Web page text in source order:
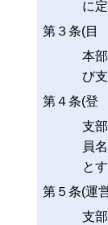
に
第３条(目
本
び
第４条(登
支
員
と
第５条(運
支